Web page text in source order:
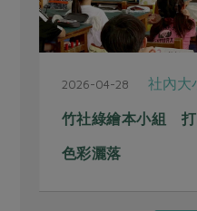
2026-04-28 社內大
竹社綠繪本小組
色彩灑落